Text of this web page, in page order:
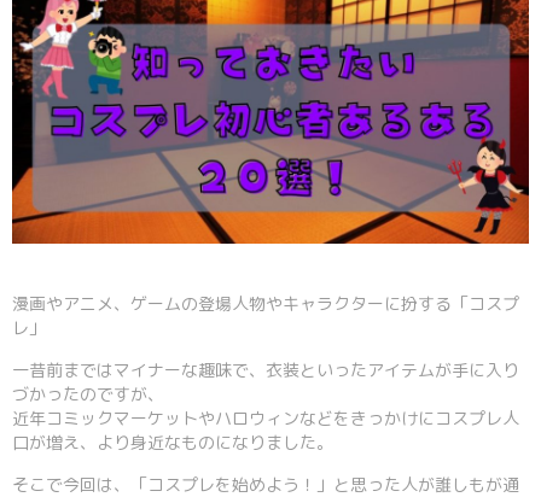
漫画やアニメ、ゲームの登場人物やキャラクターに扮する「コスプ
レ」
一昔前まではマイナーな趣味で、衣装といったアイテムが手に入り
づかったのですが、
近年コミックマーケットやハロウィンなどをきっかけにコスプレ人
口が増え、より身近なものになりました。
そこで今回は、「コスプレを始めよう！」と思った人が誰しもが通